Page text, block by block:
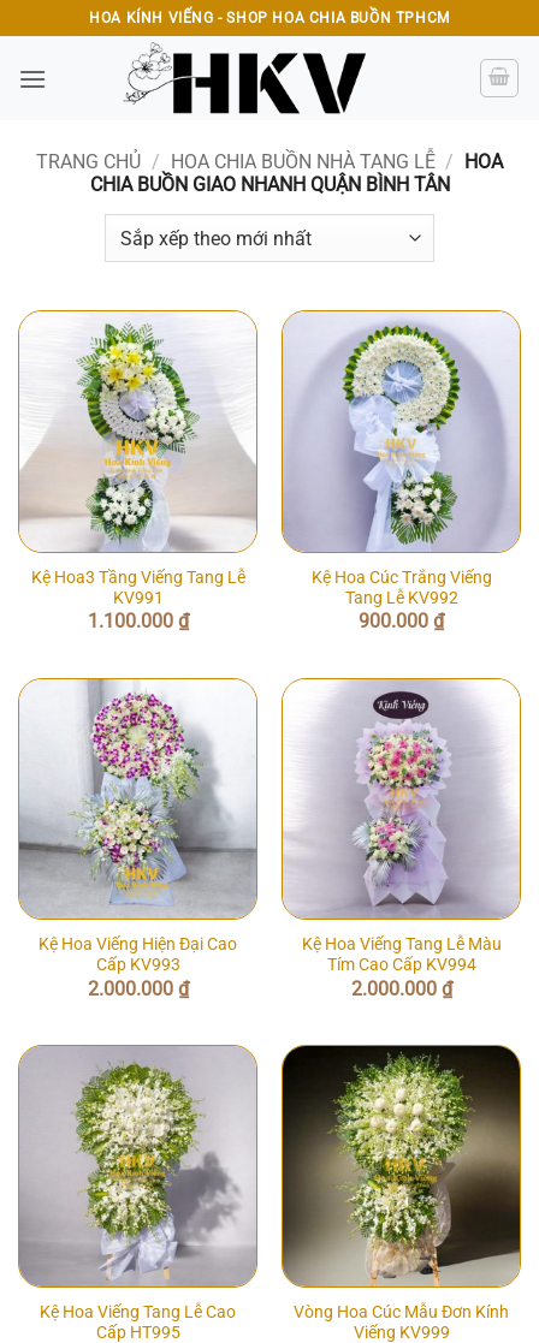
qua
nội
HOA KÍNH VIẾNG - SHOP HOA CHIA BUỒN TPHCM
TRANG CHỦ / HOA CHIA BUỒN NHÀ TANG LỄ / HOA
CHIA BUỒN GIAO NHANH QUẬN BÌNH TÂN
Kệ Hoa3 Tầng Viếng Tang Lễ
KV991
1.100.000 ₫
Kệ Hoa Cúc Trắng Viếng
Tang Lễ KV992
900.000 ₫
Kệ Hoa Viếng Hiện Đại Cao
Cấp KV993
2.000.000 ₫
Kệ Hoa Viếng Tang Lễ Màu
Tím Cao Cấp KV994
2.000.000 ₫
Kệ Hoa Viếng Tang Lễ Cao
Cấp HT995
Vòng Hoa Cúc Mẫu Đơn Kính
Viếng KV999